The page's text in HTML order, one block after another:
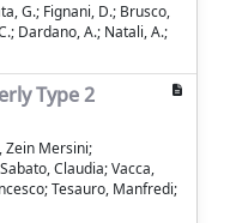
G.; Fignani, D.; Brusco,
Dardano, A.; Natali, A.;
Type 2
Zein Mersini;
Claudia; Vacca,
Tesauro, Manfredi;